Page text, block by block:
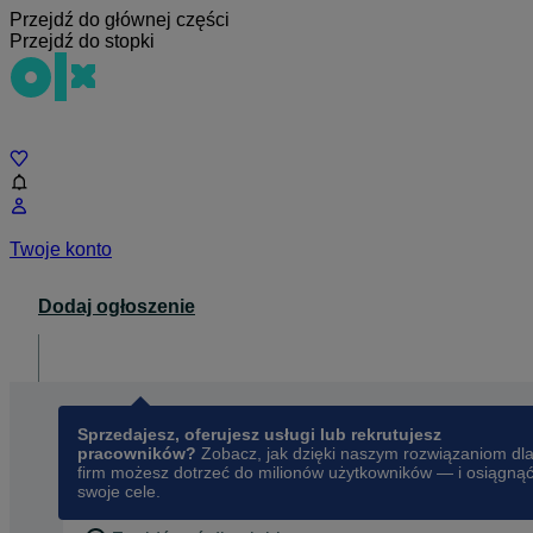
Przejdź do głównej części
Przejdź do stopki
Twoje konto
Dodaj ogłoszenie
Sprzedajesz, oferujesz usługi lub rekrutujesz
pracowników? Zobacz, jak dzięki naszym rozwiązaniom dla
firm możesz dotrzeć do milionów użytkowników — i osiągnąć
swoje cele.